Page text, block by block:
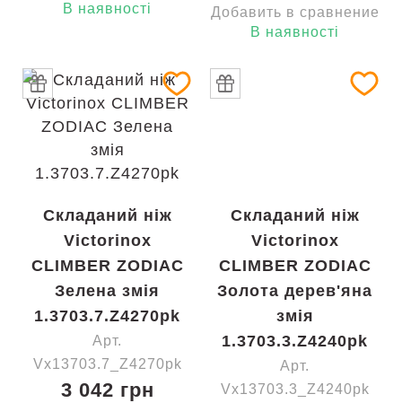
В наявності
Добавить в сравнение
В наявності
Складаний ніж
Victorinox
CLIMBER ZODIAC
Зелена змія
1.3703.7.Z4270pk
Арт.
Vx13703.7_Z4270pk
3 042 грн
Складаний ніж
Victorinox
CLIMBER ZODIAC
Золота дерев'яна
змія
1.3703.3.Z4240pk
Арт.
Vx13703.3_Z4240pk